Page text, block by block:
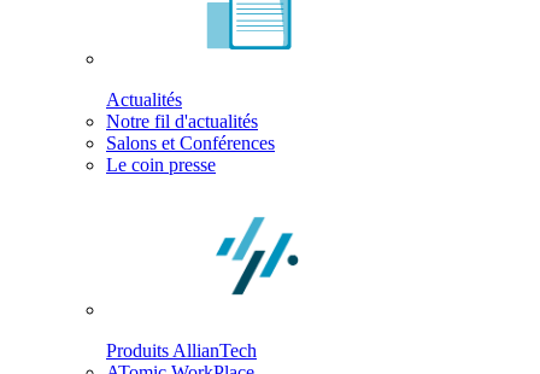
Actualités
Notre fil d'actualités
Salons et Conférences
Le coin presse
Produits AllianTech